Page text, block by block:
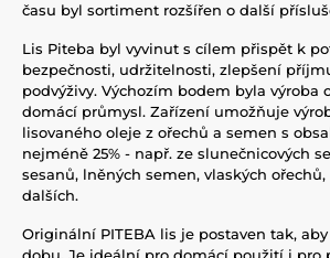
času byl sortiment rozšířen o další
Lis Piteba byl vyvinut s cílem přispět k
bezpečnosti, udržitelnosti, zlepšení
podvýživy. Výchozím bodem byla výroba
domácí průmysl. Zařízení umožňuje
lisovaného oleje z ořechů a semen s
nejméně 25% - např. ze slunečnicových
sesanů, lněných semen, vlaských
dalších.
Originální PITEBA lis je postaven tak,